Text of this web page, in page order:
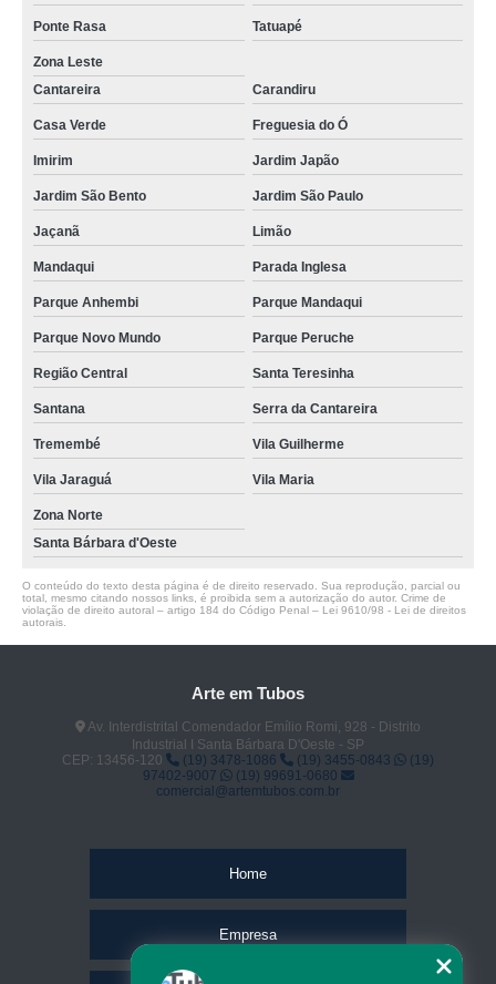
Ponte Rasa Tatuapé
Zona Leste
Cantareira
Carandiru
Casa Verde Freguesia do Ó
Imirim Jardim Japão
Jardim São Bento Jardim São Paulo
Jaçanã Limão
Mandaqui Parada Inglesa
Parque Anhembi Parque Mandaqui
Parque Novo Mundo Parque Peruche
Região Central Santa Teresinha
Santana Serra da Cantareira
Tremembé Vila Guilherme
Vila Jaraguá Vila Maria
Zona Norte
Santa Bárbara d'Oeste
O conteúdo do texto desta página é de direito reservado. Sua reprodução, parcial ou
total, mesmo citando nossos links, é proibida sem a autorização do autor. Crime de
violação de direito autoral – artigo 184 do Código Penal – Lei 9610/98 - Lei de direitos
autorais
Arte em Tubos
Av. Interdistrital Comendador Emílio Romi, 928 - Distrito
Industrial I Santa Bárbara D'Oeste - SP
CEP: 13456-120
(19) 3478-1086 (19) 3455-0843
(19)
97402-9007
(19) 99691-0680
comercial@artemtubos.com.br
Home
Empresa